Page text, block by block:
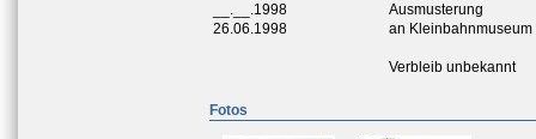
__.__.1998
Ausmusterung
26.06.1998
an
Verbleib unbekannt
Fotos